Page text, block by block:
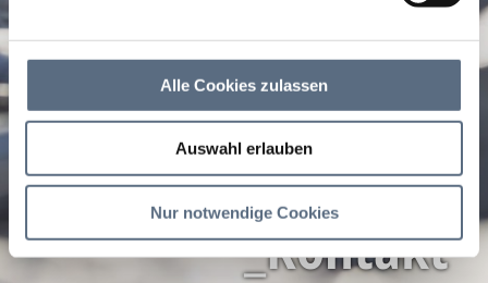
Alle Cookies zulassen
Auswahl erlauben
Nur notwendige Cookies_Kontakt